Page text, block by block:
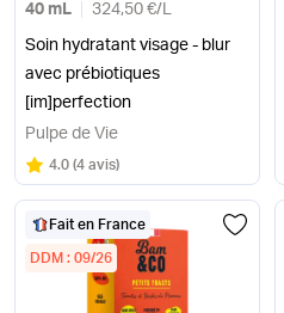
40 mL 324,50 €/ L
Soin hydratant visage - blur
avec prébiotiques
[im]perfection
Pulpe de Vie
Note
4.0 sur 5
(4 avis)
Fait en France
DDM : 09/26